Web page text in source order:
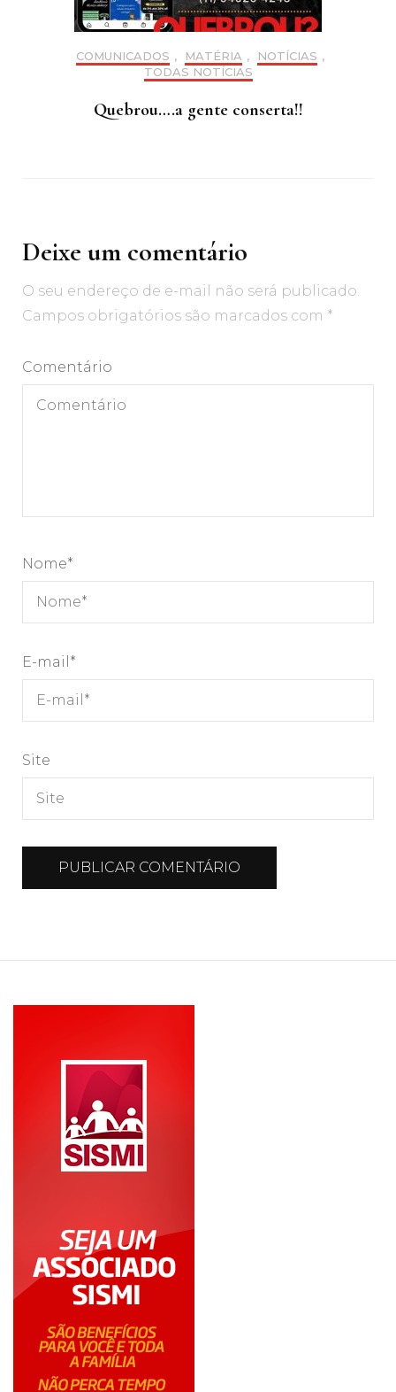
COMUNICADOS , MATÉRIA , NOTÍCIAS ,
TODAS NOTÍCIAS
Quebrou….a gente conserta!!
Deixe um comentário
O seu endereço de e-mail não será publicado.
Campos obrigatórios são marcados com *
Comentário
Nome*
E-mail *
Site